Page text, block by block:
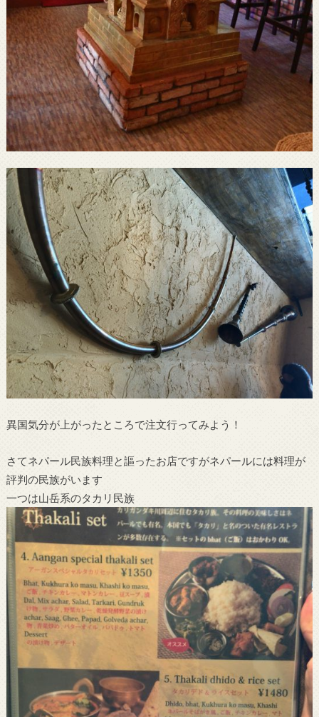
異国気分が上がったところで注文行ってみよう！
さてネパール民族料理と謳ったお店ですがネパールには料理が
評判の民族がいます
一つは山岳系のタカリ民族